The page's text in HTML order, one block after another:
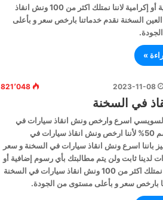
رسوم إضافية أو إكرامية لاننا نمتلك اكثر من 100 ونش انقاذ
السخنة نقدم خدماتنا بارخص سعر و بأعلى
»
2023-11-08 821٬048
في السخنة
اسرع وارخص ونش انقاذ سيارات في
السخنة بخصم 50% لأننا ارخص ونش انقاذ سيارات في
باننا اسرع ونش انقاذ سيارات في السخنة و سعر
لدينا ثابت ولن يتم مطالبتك بأي رسوم إضافية أو
إكرامية لاننا نمتلك اكثر من 100 ونش انقاذ سيارات في السخنة
بارخص سعر و بأعلى مستوى من الجودة.